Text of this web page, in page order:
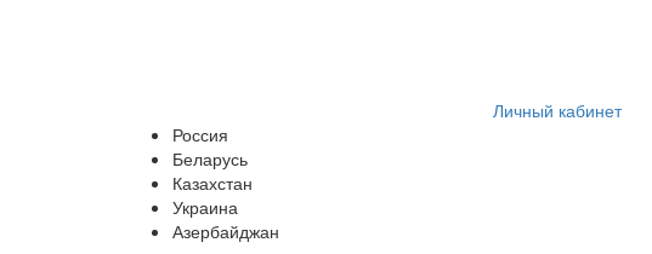
Личный кабинет
Россия
Беларусь
Казахстан
Украина
Азербайджан